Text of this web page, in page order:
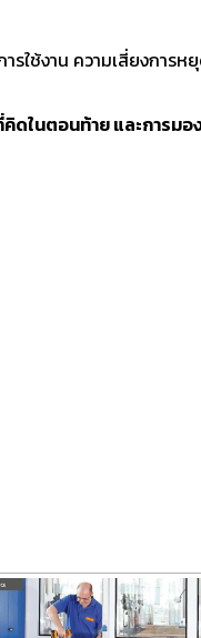
ใช้งาน ความเสี่ยงกา
คิดในตอนท้าย และกา